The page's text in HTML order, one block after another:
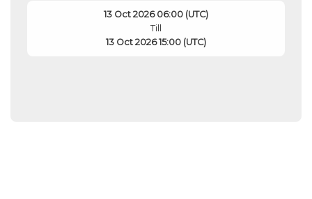
13 Oct 2026 06:00 (UTC)
Till
13 Oct 2026 15:00 (UTC)